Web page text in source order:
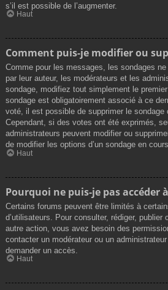
s’il est possible de l’augmenter.
Haut
Comment puis-je modifier ou
Comme pour les messages, les sondages
par leur auteur, les modérateurs et les
sondage, modifiez tout simplement le
sondage est obligatoirement associé à ce
voté, il est possible de supprimer le sondage
Cependant, si des votes ont été exprimés,
administrateurs peuvent modifier ou
de modifier les options d’un sondage en
Haut
Pourquoi ne puis-je pas accéder
Certains forums peuvent être limités à
d’utilisateurs. Pour consulter, rédiger, publier
autre action, vous avez besoin des
contacter un modérateur ou un
demander un accès.
Haut